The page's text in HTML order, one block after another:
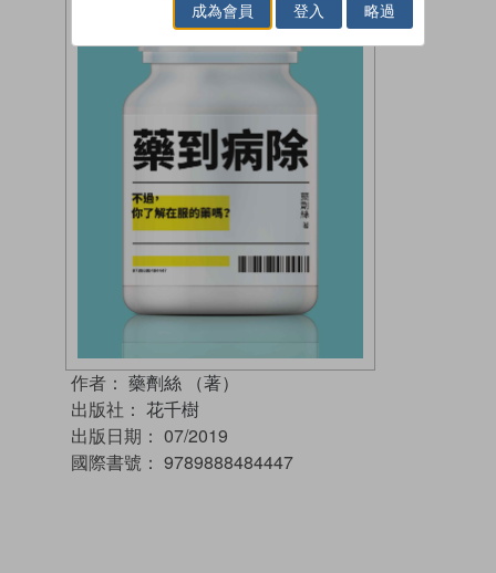
作者： 藥劑絲 （著）
出版社： 花千樹
出版日期： 07/2019
國際書號： 9789888484447
成為會員 登入 略過